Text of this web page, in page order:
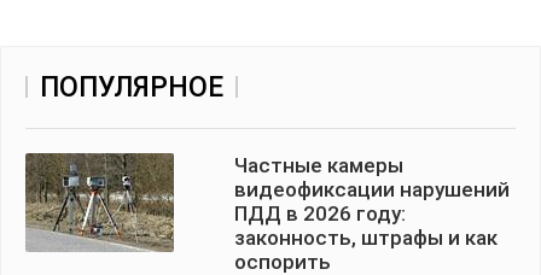
ПОПУЛЯРНОЕ
Частные камеры
видеофиксации нарушений
ПДД в 2026 году:
законность, штрафы и как
оспорить